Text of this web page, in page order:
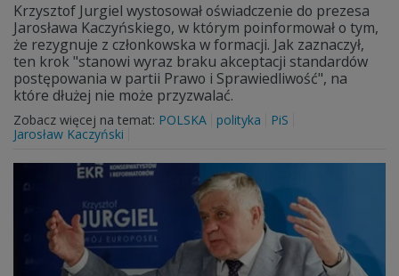
Krzysztof Jurgiel wystosował oświadczenie do prezesa
Jarosława Kaczyńskiego, w którym poinformował o tym,
że rezygnuje z członkowska w formacji. Jak zaznaczył,
ten krok "stanowi wyraz braku akceptacji standardów
postępowania w partii Prawo i Sprawiedliwość", na
które dłużej nie może przyzwalać.
Zobacz więcej na temat: POLSKA polityka
PiS
Jarosław Kaczyński